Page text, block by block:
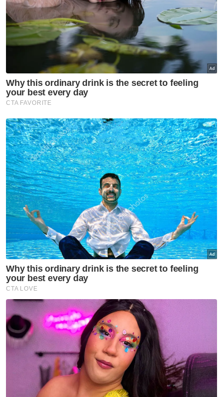
Menteri Pendidikan, Fadhlina Sidek sebelum
ini berkata, sesi baharu persekolahan akan
kembali diawalkan pada Januari bermula
2026 dan berikutan itu kawalan terhadap
kalendar akademik persekolahan bagi sesi
2024/2025 pada Februari 2025 dilaksanakan.
- Bernama
Ikuti Channel rasmi Sinar Harian di WhatsApp
supaya anda tidak terlepas berita-berita
terkini daripada kami. Jom!Klik di sini!
Artikel Berkaitan:
Penerbangan AirAsia ke Pattaya kembali, bermula 17
Jun
Sesi persekolahan 2024/2025 bermula hari ini
Penjawat awam dinilai melalui sistem DEEP bermula
tahun ini - KSN
Muat turun aplikasi Sinar Harian.Klik di sini!
Kurikulum
KPM
Sesi Persekolahan